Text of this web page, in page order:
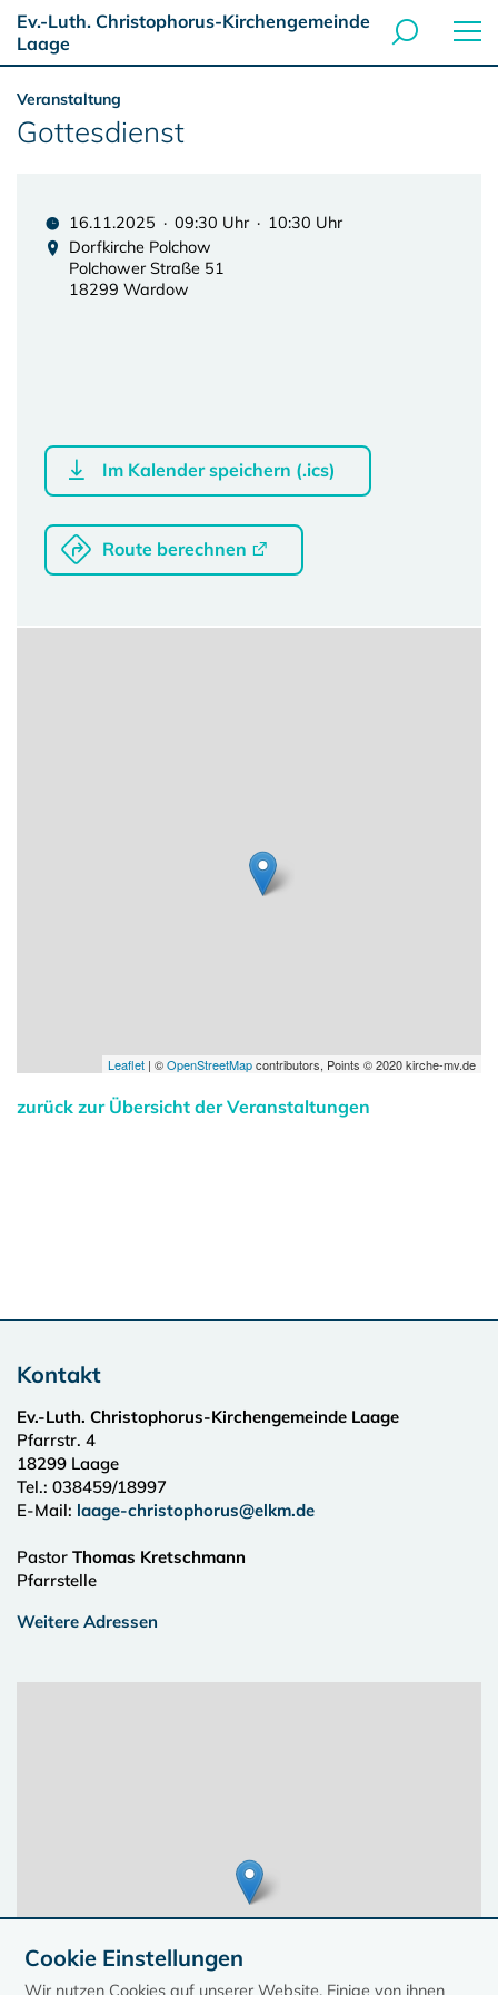
Ev.-Luth. Christophorus-Kirchengemeinde
Laage
Veranstaltung
Gottesdienst
16.11.2025 · 09:30 Uhr · 10:30 Uhr
Dorfkirche Polchow
Polchower Straße 51
18299 Wardow
Im Kalender speichern (.ics)
Route berechnen
Leaflet | ©OpenStreetMapcontributors, Points © 2020 kirche-mv.de
zurück zur Übersicht der Veranstaltungen
Kontakt
Ev.-Luth. Christophorus-Kirchengemeinde Laage
Pfarrstr. 4
18299 Laage
Tel.: 038459/18997
E-Mail: laage-christophorus@elkm.de
Pastor Thomas Kretschmann
Pfarrstelle
Weitere Adressen
Cookie Einstellungen
Wir nutzen Cookies auf unserer Website. Einige von ihnen